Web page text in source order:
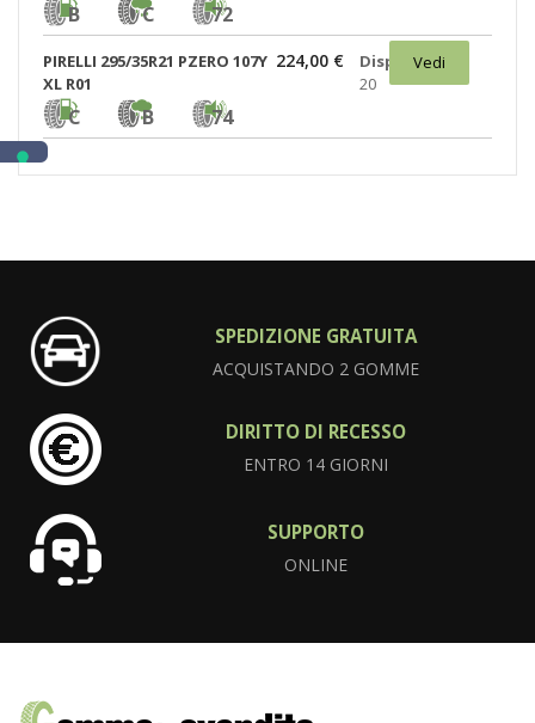
B C 72
PIRELLI 295/35R21 PZERO 107Y
XL R01
C B 74
224,00 €
Disponibili:
20
Vedi
SPEDIZIONE GRATUITA
ACQUISTANDO 2 GOMME
DIRITTO DI RECESSO
ENTRO 14 GIORNI
SUPPORTO
ONLINE